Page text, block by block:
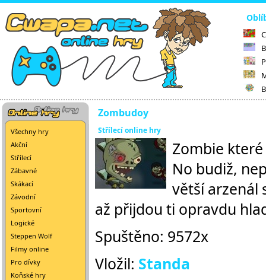
Všechny hry
Akční
Střílecí
Zábavné
Skákací
Závodní
Sportovní
Logické
Steppen Wolf
Filmy online
Pro dívky
Koňské hry
Zombudoy
Střílecí online hry
Zombie
No budiž,
větší arzenál
až přijdou ti opravdu
Spuštěno: 9572x
Vložil: Standa